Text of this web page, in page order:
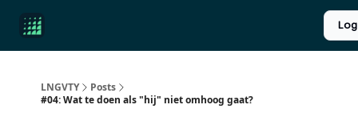
LNGVTY
Posts
#04: Wat te doen als "hij" niet omhoog gaat?